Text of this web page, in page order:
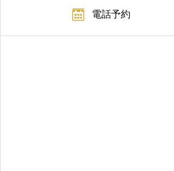
電話予約